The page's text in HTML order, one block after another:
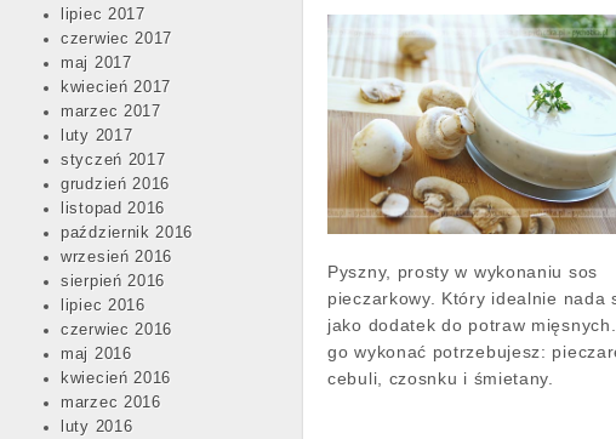
lipiec 2017
czerwiec 2017
maj 2017
kwiecień 2017
marzec 2017
luty 2017
styczeń 2017
grudzień 2016
listopad 2016
październik 2016
wrzesień 2016
sierpień 2016
lipiec 2016
czerwiec 2016
maj 2016
kwiecień 2016
marzec 2016
luty 2016
Pyszny, prosty w wykonaniu sos
pieczarkowy. Który idealnie nada
jako dodatek do potraw
go wykonać potrzebujesz:
cebuli, czosnku i śmietany.